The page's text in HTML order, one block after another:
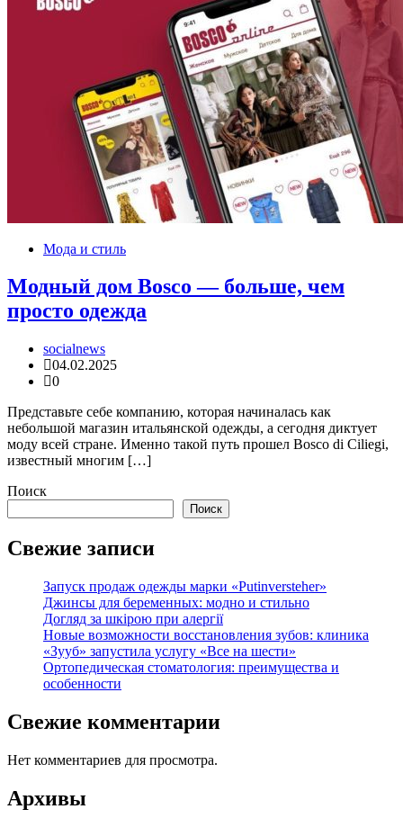
Мода и стиль
Модный дом Bosco — больше, чем
просто одежда
socialnews
04.02.2025
0
Представьте себе компанию, которая начиналась как
небольшой магазин итальянской одежды, а сегодня диктует
моду всей стране. Именно такой путь прошел Bosco di Ciliegi,
известный многим […]
Поиск
Поиск
Свежие записи
Запуск продаж одежды марки «Putinversteher»
Джинсы для беременных: модно и стильно
Догляд за шкірою при алергії
Новые возможности восстановления зубов: клиника
«Зууб» запустила услугу «Все на шести»
Ортопедическая стоматология: преимущества и
особенности
Свежие комментарии
Нет комментариев для просмотра.
Архивы